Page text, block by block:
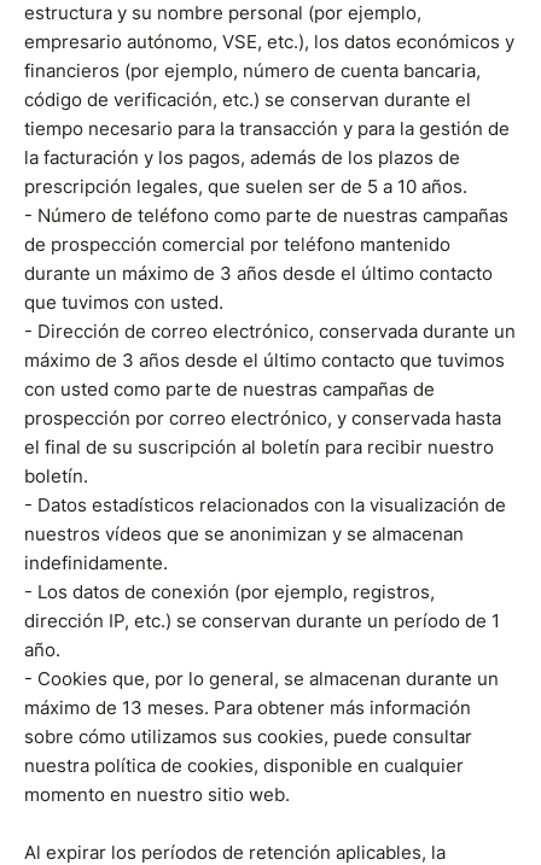
estructura y su nombre personal (por ejemplo,
empresario autónomo, VSE, etc.), los datos económicos y
financieros (por ejemplo, número de cuenta bancaria,
código de verificación, etc.) se conservan durante el
tiempo necesario para la transacción y para la gestión de
la facturación y los pagos, además de los plazos de
prescripción legales, que suelen ser de 5 a 10 años.
- Número de teléfono como parte de nuestras campañas
de prospección comercial por teléfono mantenido
durante un máximo de 3 años desde el último contacto
que tuvimos con usted.
- Dirección de correo electrónico, conservada durante un
máximo de 3 años desde el último contacto que tuvimos
con usted como parte de nuestras campañas de
prospección por correo electrónico, y conservada hasta
el final de su suscripción al boletín para recibir nuestro
boletín.
- Datos estadísticos relacionados con la visualización de
nuestros vídeos que se anonimizan y se almacenan
indefinidamente.
- Los datos de conexión (por ejemplo, registros,
dirección IP, etc.) se conservan durante un período de 1
año.
- Cookies que, por lo general, se almacenan durante un
máximo de 13 meses. Para obtener más información
sobre cómo utilizamos sus cookies, puede consultar
nuestra política de cookies, disponible en cualquier
momento en nuestro sitio web.
Al expirar los períodos de retención aplicables, la